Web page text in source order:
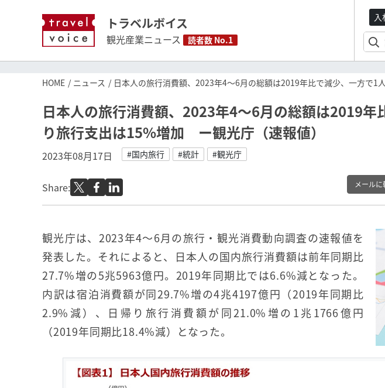
トラベルボイス
観光産業ニュース 読者数 No.1
入
HOME ニュース 日本人の旅行消費額、2023年4～6月の総額は2019年比で減少、一方で1
日本人の旅行消費額、2023年4～6月の総額は2019年
り旅行支出は15%増加 ー観光庁（速報値）
2023年08月17日 #国内旅行 #統計 #観光庁
Share: メールに
観光庁は、2023年4～6月の旅行・観光消費動向調査の速報値を
発表した。それによると、日本人の国内旅行消費額は前年同期比
27.7%増の5兆5963億円。2019年同期比では6.6%減となった。
内訳は宿泊消費額が同29.7%増の4兆4197億円（2019年同期比
2.9%減）、日帰り旅行消費額が同21.0%増の1兆1766億円
（2019年同期比18.4%減）となった。